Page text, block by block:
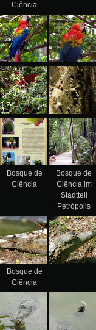
Ciência
Bosque de
Ciência
Bosque de
Ciência im
Stadtteil
Petrópolis
Bosque de
Ciência